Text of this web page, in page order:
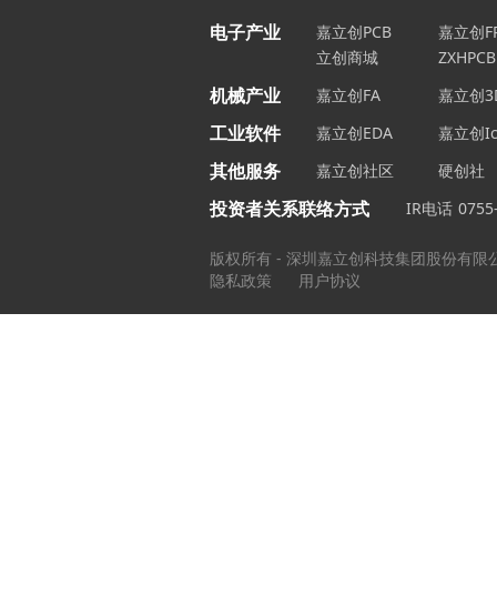
电子产业 嘉立创PCB
嘉立创
立创商城
ZXHPCB
机械产业 嘉立创FA 嘉立创
工业软件 嘉立创EDA 嘉立创
其他服务 嘉立创社区 硬创社
投资者关系联络方式 IR电话
版权所有 - 深圳嘉立创科技集团股份有限
隐私政策
用户协议